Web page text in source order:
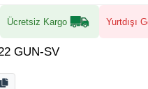
Ücretsiz Kargo Yurtdışı
GUN-SV